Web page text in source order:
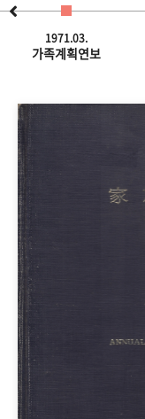
1971.03.
가족계획연보